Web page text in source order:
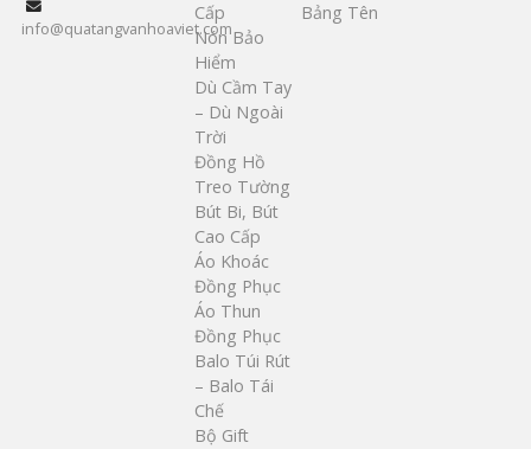
info@quatangvanhoaviet.com
Cấp
Nón Bảo
Hiểm
Dù Cầm Tay
– Dù Ngoài
Trời
Đồng Hồ
Treo Tường
Bút Bi, Bút
Cao Cấp
Áo Khoác
Đồng Phục
Áo Thun
Đồng Phục
Balo Túi Rút
– Balo Tái
Chế
Bộ Gift
Bảng Tên